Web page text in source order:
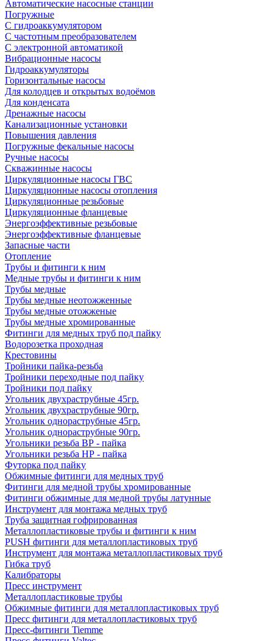
Автоматические насосные станции
Погружные
С гидроаккумулятором
С частотным преобразователем
С электронной автоматикой
Вибрационные насосы
Гидроаккумуляторы
Горизонтальные насосы
Для колодцев и открытых водоёмов
Для конденсата
Дренажные насосы
Канализационные установки
Повышения давления
Погружные фекальные насосы
Ручные насосы
Скважинные насосы
Циркуляционные насосы ГВС
Циркуляционные насосы отопления
Циркуляционные резьбовые
Циркуляционные фланцевые
Энергоэффективные резьбовые
Энергоэффективные фланцевые
Запасные части
Отопление
Трубы и фитинги к ним
Медные трубы и фитинги к ним
Трубы медные
Трубы медные неотожженные
Трубы медные отожженые
Трубы медные хромированные
Фитинги для медных труб под пайку
Водорозетка проходная
Крестовины
Тройники пайка-резьба
Тройники переходные под пайку
Тройники под пайку
Угольник двухраструбные 45гр.
Угольник двухраструбные 90гр.
Угольник однораструбные 45гр.
Угольник однораструбные 90гр.
Угольники резьба ВР - пайка
Угольники резьба НР - пайка
Футорка под пайку
Обжимные фитинги для медных труб
Фитинги для медной трубы хромированные
Фитинги обжимные для медной трубы латунные
Инструмент для монтажа медных труб
Труба защитная гофрированная
Металлопластиковые трубы и фитинги к ним
PUSH фитинги для металлопластиковых труб
Инструмент для монтажа металлопластиковых труб
Гибка труб
Калибраторы
Пресс инструмент
Металлопластиковые трубы
Обжимные фитинги для металлопластиковых труб
Пресс фитинги для металлопластиковых труб
Пресс-фитинги Tiemme